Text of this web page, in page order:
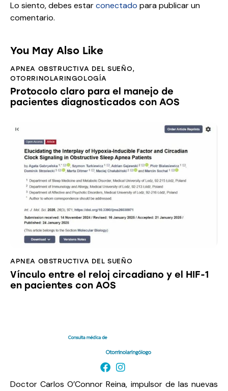
Lo siento, debes estarconectado para publicar un
comentario.
You May Also Like
APNEA OBSTRUCTIVA DEL SUEÑO,
OTORRINOLARINGOLOGÍA
Protocolo claro para el manejo de
pacientes diagnosticados con AOS
APNEA OBSTRUCTIVA DEL SUEÑO
Vínculo entre el reloj circadiano y el HIF-1
en pacientes con AOS
Doctor Carlos O’Connor Reina, impulsor de las nuevas